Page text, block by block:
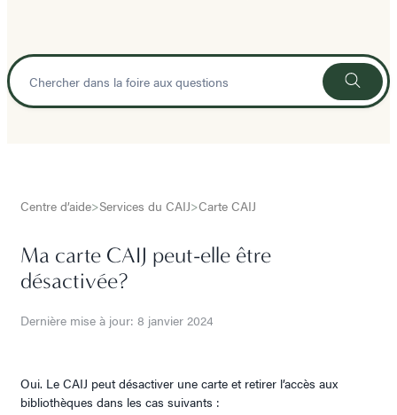
Centre d’aide>Services du CAIJ>Carte CAIJ
Ma carte CAIJ peut-elle être
désactivée?
Dernière mise à jour: 8 janvier 2024
Oui. Le CAIJ peut désactiver une carte et retirer l’accès aux
bibliothèques dans les cas suivants :